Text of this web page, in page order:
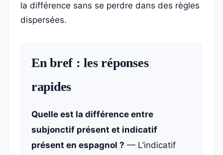
la différence sans se perdre dans des règles
dispersées.
En bref : les réponses
rapides
Quelle est la différence entre
subjonctif présent et indicatif
présent en espagnol ? — L’indicatif